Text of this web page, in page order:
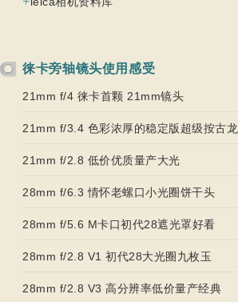
徕卡旁轴镜头使用感受
21mm f/4 徕卡首颗 21mm镜头
21mm f/3.4 色彩浓厚的稳定版超级按古龙
21mm f/2.8 低价优质量产大光
28mm f/6.3 情怀老螺口小光圈饼干头
28mm f/5.6 M卡口初代28遮光罩好看
28mm f/2.8 V1 初代28大光圈九枚玉
28mm f/2.8 V3 高分辨率低价量产经典